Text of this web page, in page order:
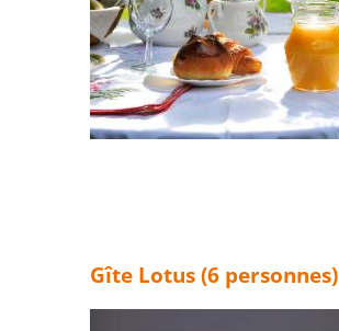
Gîte Lotus (6 personnes)